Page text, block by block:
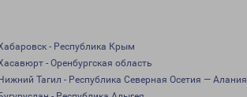
- Республика Крым
- Оренбургская область
Тагил - Республика Северная Осетия — Алания